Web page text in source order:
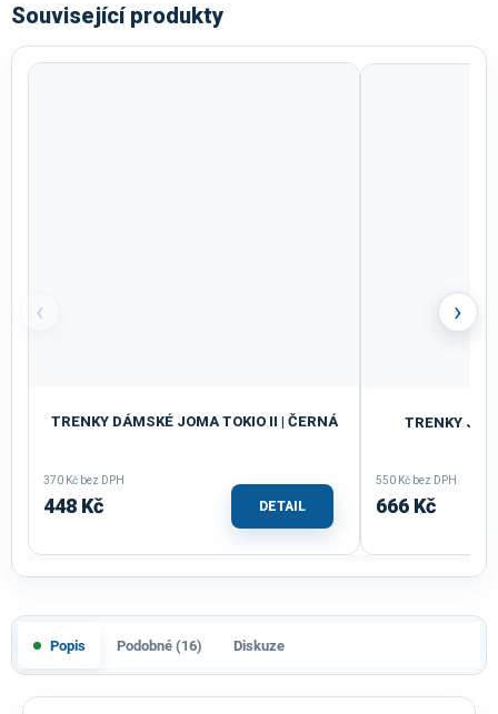
Související produkty
‹
TRENKY DÁMSKÉ JOMA TOKIO II | ČERNÁ
370 Kč bez DPH
448 Kč DETAIL
TRENKY
550 Kč bez DPH
666 Kč
›
Popis Podobné (16) Diskuze